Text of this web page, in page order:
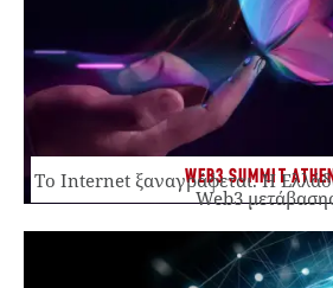
WEB3 SUMMIT
Το Internet ξαναγράφεται. Η
Web3